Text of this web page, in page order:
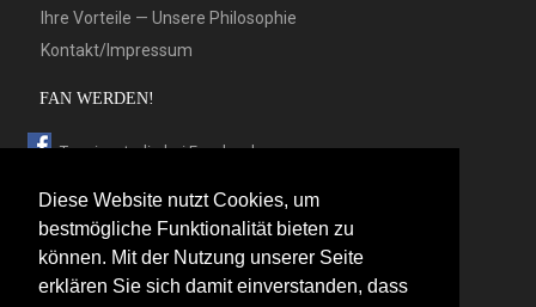
Diese Website nutzt Cookies, um
bestmögliche Funktionalität bieten zu
können. Mit der Nutzung unserer Seite
erklären Sie sich damit einverstanden, dass
Ihre Vorteile — Unsere Philosophie
Kontakt/Impressum
FAN WERDEN!
Trauringstudio bei Facebook
Trauringstudio bei Twitter
Trauringstudio bei Pinterest
Trauringstudio bei flickr